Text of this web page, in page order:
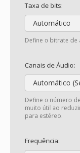
Taxa de bits:
Automático
Define o bitrate de
Canais de Áudio:
Automático
Define o número
muito útil ao
para estéreo.
Frequência: